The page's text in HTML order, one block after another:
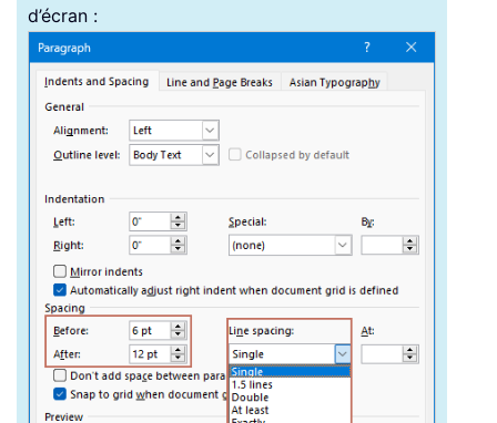
d’écran :